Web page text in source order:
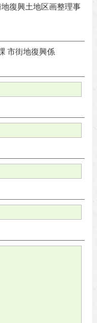
復興土地区画整理事
市街地復興係